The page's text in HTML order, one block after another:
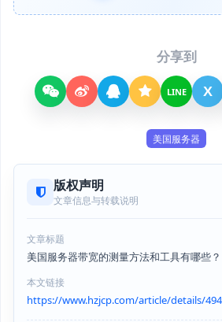
分享到
LINE X
美国服务器
版权声明
文章信息与转载说明
文章标题
美国服务器带宽的测量方法和工具有哪些？
本文链接
https://www.hzjcp.com/article/details/